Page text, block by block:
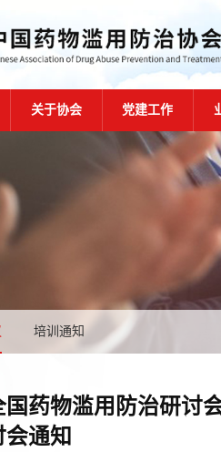
关于协会 党建工作
培训通知
国药物滥用防治研讨
会通知